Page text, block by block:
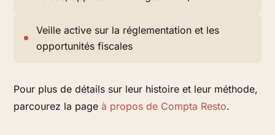
Veille active sur la réglementation et les
opportunités fiscales
Pour plus de détails sur leur histoire et leur méthode,
parcourez la pageà propos de Compta Resto.